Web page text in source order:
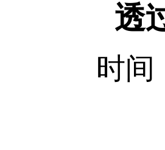
透
时